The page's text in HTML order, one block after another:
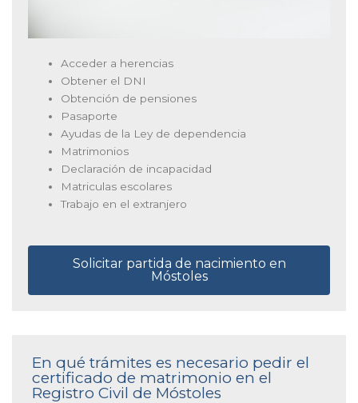
Acceder a herencias
Obtener el DNI
Obtención de pensiones
Pasaporte
Ayudas de la Ley de dependencia
Matrimonios
Declaración de incapacidad
Matriculas escolares
Trabajo en el extranjero
Solicitar partida de nacimiento en
Móstoles
En qué trámites es necesario pedir el
certificado de matrimonio en el
Registro Civil de Móstoles